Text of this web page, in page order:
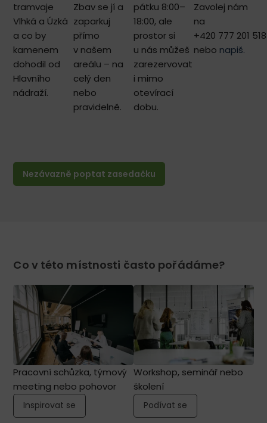
tramvaje
Vlhká a Úzká
a co by
kamenem
dohodil od
Hlavního
nádraží.
Zbav se jí a
zaparkuj
přímo
v našem
areálu – na
celý den
nebo
pravidelně.
pátku 8:00–
18:00, ale
prostor si
u nás můžeš
zarezervovat
i mimo
otevírací
dobu.
Zavolej nám
na
+420 777 201 518
nebo napiš.
Nezávazně poptat zasedačku
Co v této místnosti často pořádáme?
Pracovní schůzka, týmový
meeting nebo pohovor
Inspirovat se
Workshop, seminář nebo
školení
Podívat se